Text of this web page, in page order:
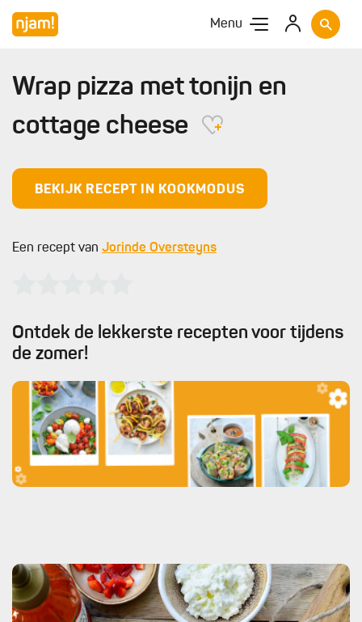
Menu
Wrap pizza met tonijn en
cottage cheese
BEKIJK RECEPT IN KOOKMODUS
Een recept van Jorinde Oversteyns
Ontdek de lekkerste recepten voor tijdens
de zomer!